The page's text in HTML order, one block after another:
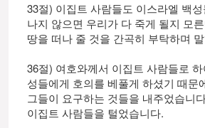
33절) 이집트 사람들도 이스라엘 백
나지 않으면 우리가 다 죽게 될지 모
땅을 떠나 줄 것을 간곡히 부탁하며
36절) 여호와께서 이집트 사람들로
성들에게 호의를 베풀게 하셨기 때문
그들이 요구하는 것들을 내주었습니
이집트 사람들을 털었습니다.